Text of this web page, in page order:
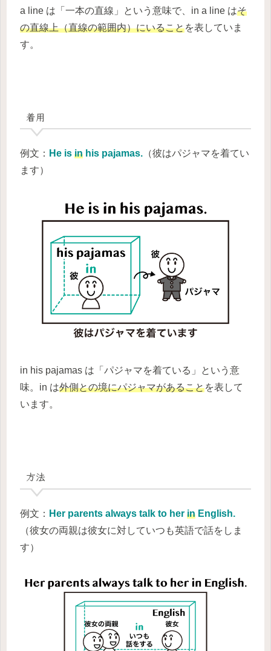
a line は「一本の直線」という意味で、in a line はそ
の直線上（直線の範囲内）にいることを表していま
す。
着用
例文： He is in his pajamas. （彼はパジャマを着てい
ます）
in his pajamas は「パジャマを着ている」という意
味。in は外側との境にパジャマがあることを表して
います。
方法
例文： Her parents always talk to her in English.
（彼女の両親は彼女に対していつも英語で話をしま
す）